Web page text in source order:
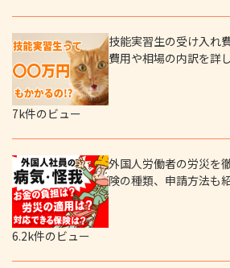
技能実習生の受け入れ
費用や相場の内訳を詳
7k件のビュー
外国人労働者の労災を
険の種類、申請方法も
6.2k件のビュー